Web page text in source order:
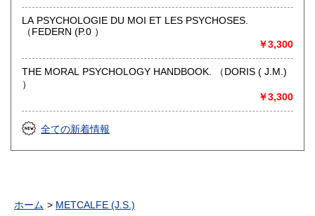
LA PSYCHOLOGIE DU MOI ET LES PSYCHOSES.
（FEDERN (P.0 ）
￥3,300
THE MORAL PSYCHOLOGY HANDBOOK. （DORIS ( J.M.)
）
￥3,300
全ての新着情報
ホーム
METCALFE (J.S.)